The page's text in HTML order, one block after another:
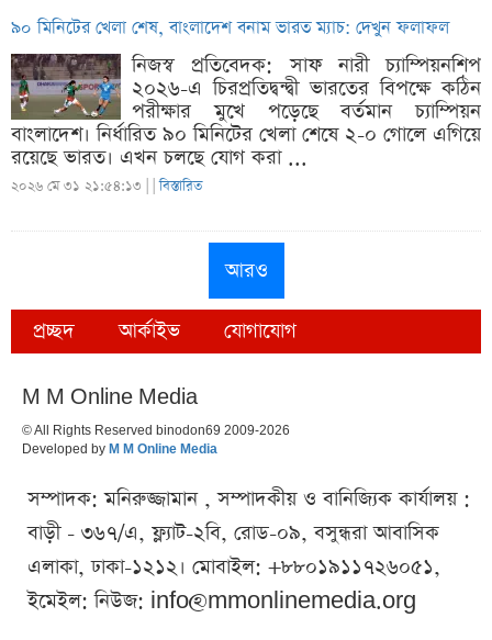
৯০ মিনিটের খেলা শেষ, বাংলাদেশ বনাম ভারত ম্যাচ: দেখুন ফলাফল
নিজস্ব প্রতিবেদক: সাফ নারী চ্যাম্পিয়নশিপ
২০২৬-এ চিরপ্রতিদ্বন্দ্বী ভারতের বিপক্ষে কঠিন
পরীক্ষার মুখে পড়েছে বর্তমান চ্যাম্পিয়ন
বাংলাদেশ। নির্ধারিত ৯০ মিনিটের খেলা শেষে ২-০ গোলে এগিয়ে
রয়েছে ভারত। এখন চলছে যোগ করা ...
২০২৬ মে ৩১ ২১:৫৪:১৩ | |বিস্তারিত
আরও
প্রচ্ছদ আর্কাইভ যোগাযোগ
M M Online Media
© All Rights Reserved binodon69 2009-2026
Developed by M M Online Media
সম্পাদক: মনিরুজ্জামান , সম্পাদকীয় ও বানিজ্যিক কার্যালয় :
বাড়ী - ৩৬৭/এ, ফ্ল্যাট-২বি, রোড-০৯, বসুন্ধরা আবাসিক
এলাকা, ঢাকা-১২১২। মোবাইল: +৮৮০১৯১১৭২৬০৫১,
ইমেইল: নিউজ: info@mmonlinemedia.org